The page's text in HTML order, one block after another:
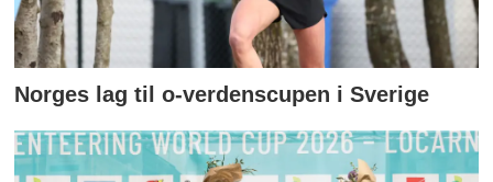
Norges lag til o-verdenscupen i Sverige